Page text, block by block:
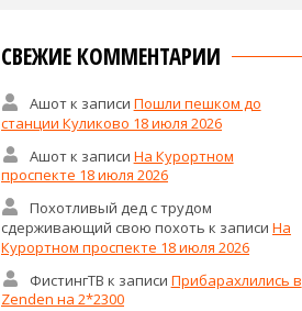
СВЕЖИЕ КОММЕНТАРИИ
Ашотк записи Пошли пешком до
станции Куликово 18 июля 2026
Ашотк записи На Курортном
проспекте 18 июля 2026
Похотливый дед с трудом
сдерживающий свою похоть к записи На
Курортном проспекте 18 июля 2026
ФистингТВ к записи Прибарахлились в
Zenden на 2*2300